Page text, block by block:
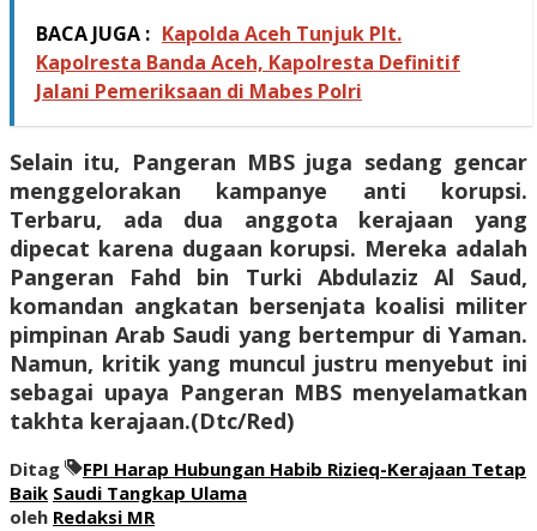
BACA JUGA : Kapolda Aceh Tunjuk Plt.
Kapolresta Banda Aceh, Kapolresta Definitif
Jalani Pemeriksaan di Mabes Polri
Selain itu, Pangeran MBS juga sedang gencar
menggelorakan kampanye anti korupsi.
Terbaru, ada dua anggota kerajaan yang
dipecat karena dugaan korupsi. Mereka adalah
Pangeran Fahd bin Turki Abdulaziz Al Saud,
komandan angkatan bersenjata koalisi militer
pimpinan Arab Saudi yang bertempur di Yaman.
Namun, kritik yang muncul justru menyebut ini
sebagai upaya Pangeran MBS menyelamatkan
takhta kerajaan.(Dtc/Red)
Ditag
FPI Harap Hubungan Habib Rizieq-Kerajaan Tetap
Baik Saudi Tangkap Ulama
oleh Redaksi MR